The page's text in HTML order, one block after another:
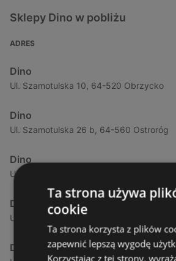
Sklepy Dino w pobliżu
ADRES
Dino
Ul. Szamotulska 10, 64-520 Obrzycko
Dino
Ul. Szamotulska 26 b, 64-560 Ostroróg
Dino
Ul. Obornicka 10, 64-710 Połajewo
Dino
Ul. Magazynowa 6 a, 64-310 Lwówek
Dino
Ta strona używa
cookie
Ta strona korzysta z plików
zapewnić lepszą wygodę
Korzystając z tej strony,